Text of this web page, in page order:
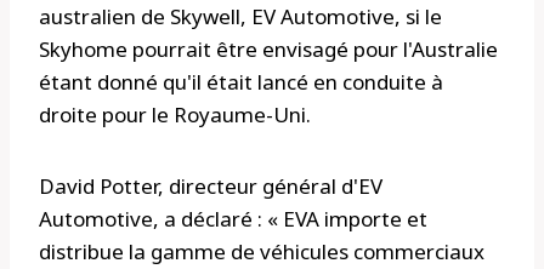
australien de Skywell, EV Automotive, si le
Skyhome pourrait être envisagé pour l'Australie
étant donné qu'il était lancé en conduite à
droite pour le Royaume-Uni.
David Potter, directeur général d'EV
Automotive, a déclaré : « EVA importe et
distribue la gamme de véhicules commerciaux